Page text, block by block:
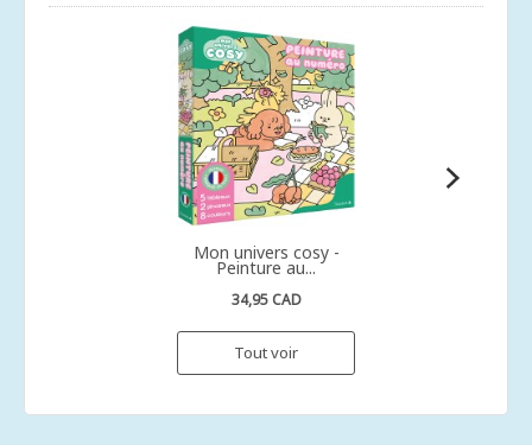
Mon univers cosy -
Peinture au...
34,95 CAD
Tout voir